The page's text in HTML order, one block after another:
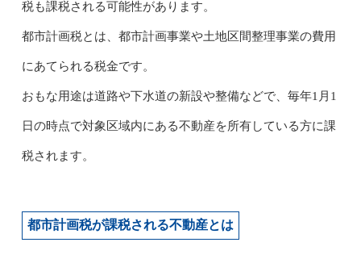
税も課税される可能性があります。
都市計画税とは、都市計画事業や土地区間整理事業の費用
にあてられる税金です。
おもな用途は道路や下水道の新設や整備などで、毎年1月1
日の時点で対象区域内にある不動産を所有している方に課
税されます。
都市計画税が課税される不動産とは